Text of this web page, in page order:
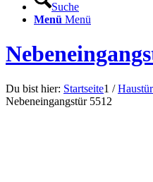
Suche
Menü Menü
Du bist hier: Startseite1 /
Nebeneingangstür 5512